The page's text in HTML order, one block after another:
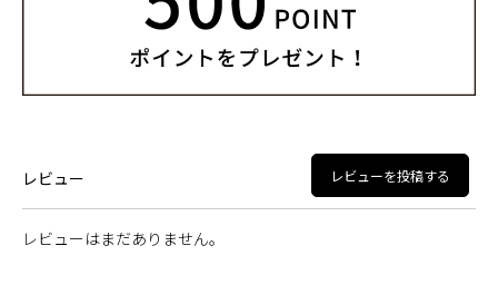
レビュー レビューを投稿する
レビューはまだありません。